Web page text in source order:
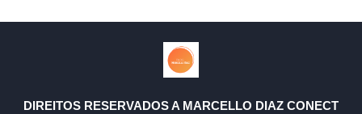
DIREITOS RESERVADOS A MARCELLO DIAZ CONECT